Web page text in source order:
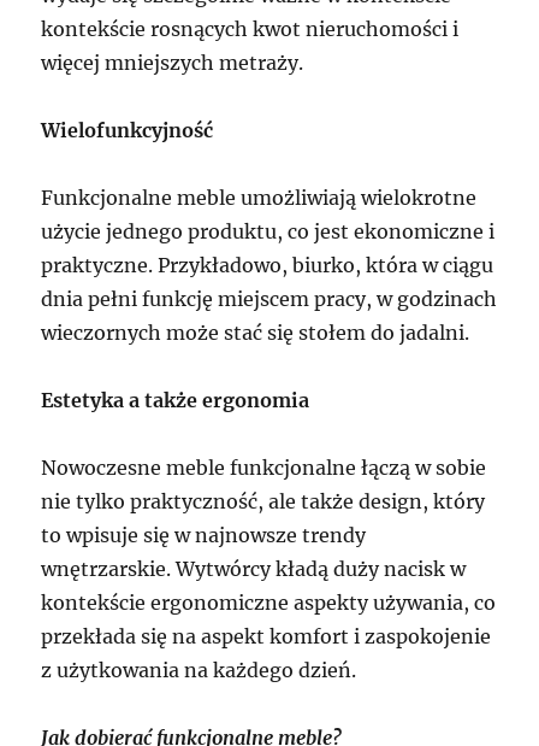
kontekście rosnących kwot nieruchomości i
więcej mniejszych metraży.
Wielofunkcyjność
Funkcjonalne meble umożliwiają wielokrotne
użycie jednego produktu, co jest ekonomiczne i
praktyczne. Przykładowo, biurko, która w ciągu
dnia pełni funkcję miejscem pracy, w godzinach
wieczornych może stać się stołem do jadalni.
Estetyka a także ergonomia
Nowoczesne meble funkcjonalne łączą w sobie
nie tylko praktyczność, ale także design, który
to wpisuje się w najnowsze trendy
wnętrzarskie. Wytwórcy kładą duży nacisk w
kontekście ergonomiczne aspekty używania, co
przekłada się na aspekt komfort i zaspokojenie
z użytkowania na każdego dzień.
Jak dobierać funkcjonalne meble?